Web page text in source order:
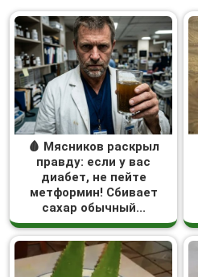
🩸 Мясников раскрыл
правду: если у вас
диабет, не пейте
метформин! Сбивает
сахар обычный...